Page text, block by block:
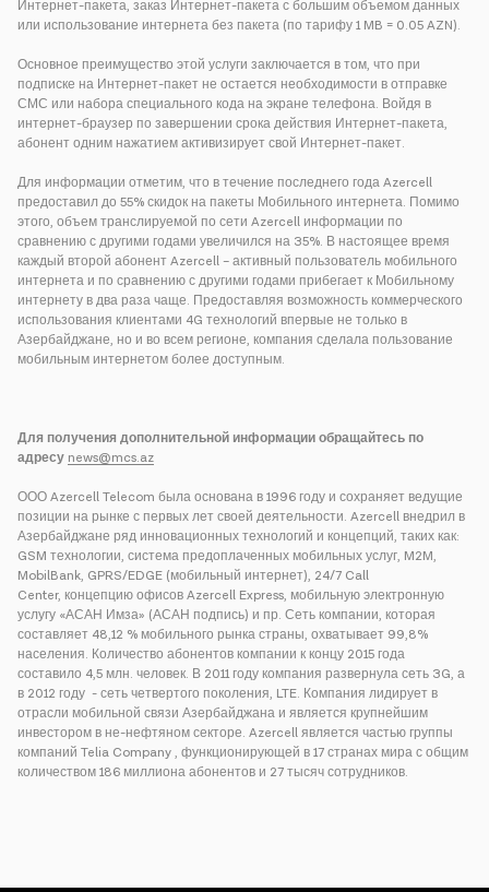
Интернет-пакета, заказ Интернет-пакета с большим объемом данных
или использование интернета без пакета (по тарифу 1 MB = 0.05 AZN).
Основное преимущество этой услуги заключается в том, что при
подписке на Интернет-пакет не остается необходимости в отправке
СМС или набора специального кода на экране телефона. Войдя в
интернет-браузер по завершении срока действия Интернет-пакета,
абонент одним нажатием активизирует свой Интернет-пакет.
Для информации отметим, что в течение последнего года Azercell
предоставил до 55% скидок на пакеты Мобильного интернета. Помимо
этого, объем транслируемой по сети Azercell информации по
сравнению с другими годами увеличился на 35%. В настоящее время
каждый второй абонент Azercell – активный пользователь мобильного
интернета и по сравнению с другими годами прибегает к Мобильному
интернету в два раза чаще. Предоставляя возможность коммерческого
использования клиентами 4G технологий впервые не только в
Азербайджане, но и во всем регионе, компания сделала пользование
мобильным интернетом более доступным.
Для получения дополнительной информации обращайтесь по
адресу news@mcs.az
ООО Azercell Telecom была основана в 1996 году и сохраняет ведущие
позиции на рынке с первых лет своей деятельности. Azercell внедрил в
Азербайджане ряд инновационных технологий и концепций, таких как:
GSM технологии, система предоплаченных мобильных услуг, M2M,
MobilBank, GPRS/EDGE (мобильный интернет), 24/7 Call
Center, концепцию офисов Azercell Express, мобильную электронную
услугу «АСАН Имза» (АСАН подпись) и пр. Сеть компании, которая
составляет 48,12 % мобильного рынка страны, охватывает 99,8%
населения. Количество абонентов компании к концу 2015 года
составило 4,5 млн. человек. В 2011 году компания развернула сеть 3G, а
в 2012 году - сеть четвертого поколения, LTE. Компания лидирует в
отрасли мобильной связи Азербайджана и является крупнейшим
инвестором в не-нефтяном секторе. Azercell является частью группы
компаний Telia Company , функционирующей в 17 странах мира с общим
количеством 186 миллиона абонентов и 27 тысяч сотрудников.